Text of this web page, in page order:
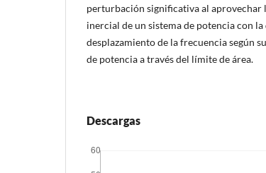
perturbación significativa al aprovechar
inercial de un sistema de potencia con
desplazamiento de la frecuencia según
de potencia a través del límite de área.
Descargas